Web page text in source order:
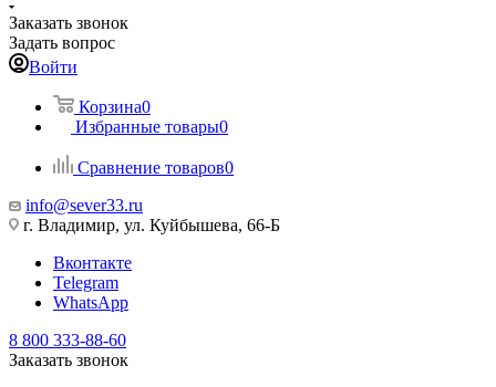
Заказать звонок
Задать вопрос
Войти
Корзина0
Избранные товары0
Сравнение товаров0
info@sever33.ru
г. Владимир, ул. Куйбышева, 66-Б
Вконтакте
Telegram
WhatsApp
8 800 333-88-60
Заказать звонок